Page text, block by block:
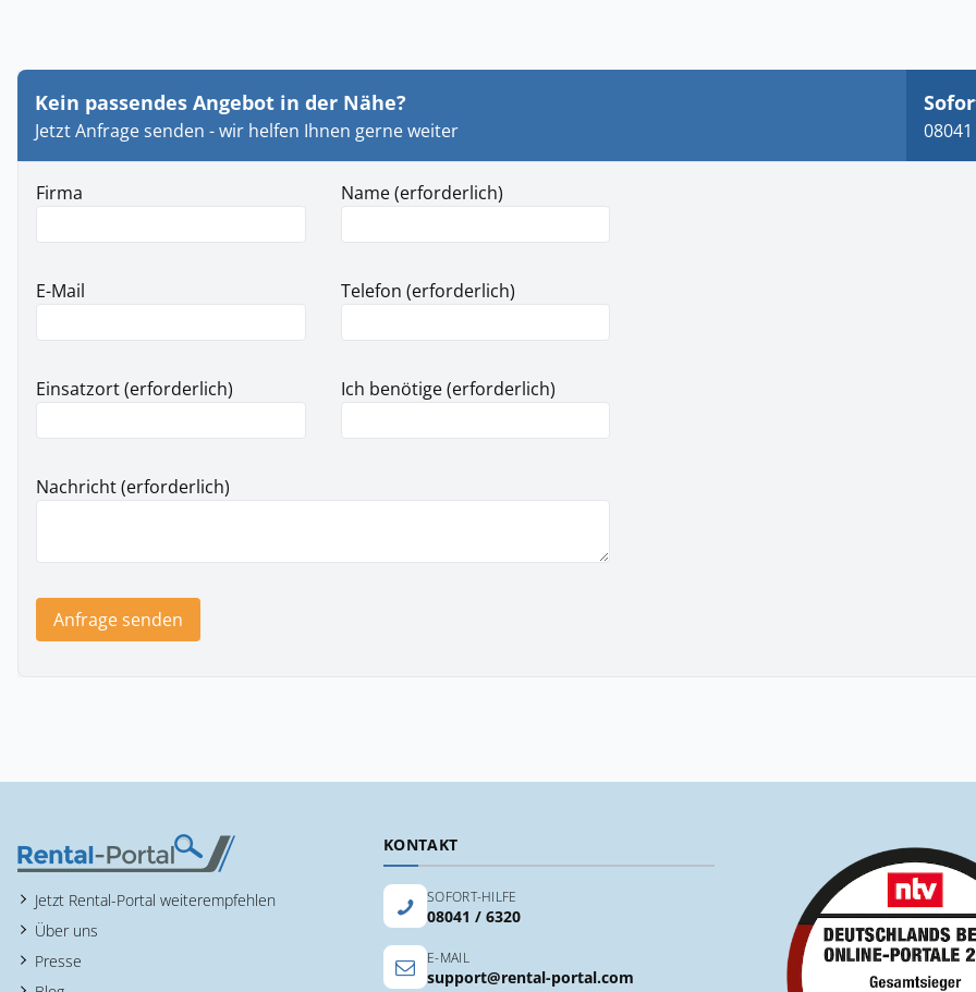
Kein passendes Angebot in der Nähe?
Jetzt Anfrage senden - wir helfen Ihnen gerne weiter
Firma Name (erforderlich)
E-Mail Telefon (erforderlich)
Einsatzort (erforderlich) Ich benötige (erforderlich)
Nachricht (erforderlich)
Anfrage senden
Jetzt Rental-Portal weiterempfehlen
Über uns
Presse
KONTAKT
SOFORT-HILFE
08041 / 6320
E-MAIL
support@rental-portal.com